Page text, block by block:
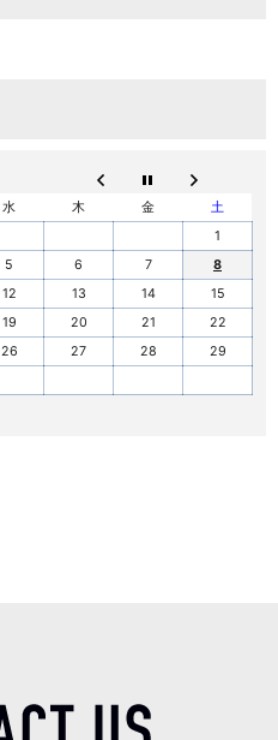
水 木 金
土
1
5 6 7
8
12 13 14
15
19 20 21
22
26 27 28
29